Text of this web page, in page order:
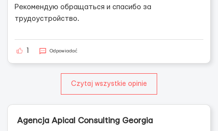
Рекомендую обращаться и спасибо за
трудоустройство.
Odpowiadać
Czytaj wszystkie opinie
Agencja Apical Consulting Georgia